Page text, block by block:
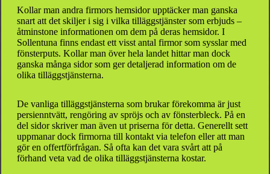
Kollar man andra firmors hemsidor upptäcker man ganska
snart att det skiljer i sig i vilka tilläggstjänster som erbjuds –
åtminstone informationen om dem på deras hemsidor. I
Sollentuna finns endast ett visst antal firmor som sysslar med
fönsterputs. Kollar man över hela landet hittar man dock
ganska många sidor som ger detaljerad information om de
olika tilläggstjänsterna.
De vanliga tilläggstjänsterna som brukar förekomma är just
persienntvätt, rengöring av spröjs och av fönsterbleck. På en
del sidor skriver man även ut priserna för detta. Generellt sett
uppmanar dock firmorna till kontakt via telefon eller att man
gör en offertförfrågan. Så ofta kan det vara svårt att på
förhand veta vad de olika tilläggstjänsterna kostar.